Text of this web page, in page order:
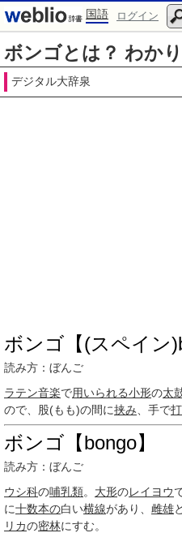
国語 ログイン
ボンゴとは？ わか
デジタル大辞泉
ボンゴ【(スペイン
読み方：ぼんご
ラテン音楽で用いられる小形の太
ので、股(もも)の間に挟み 、手で
ボンゴ【bongo】
読み方：ぼんご
ウシ科の哺乳類。 大形のレイヨウ
に十数本の白い横線があり、 雌雄
リカの密林にすむ。